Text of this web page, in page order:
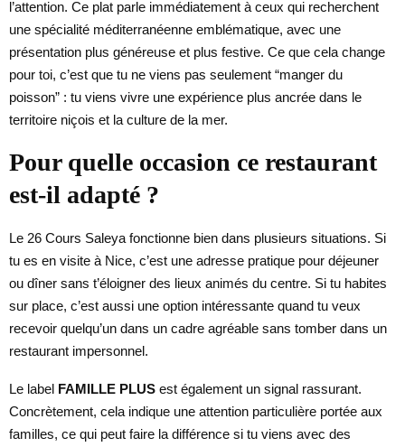
l’attention. Ce plat parle immédiatement à ceux qui recherchent
une spécialité méditerranéenne emblématique, avec une
présentation plus généreuse et plus festive. Ce que cela change
pour toi, c’est que tu ne viens pas seulement “manger du
poisson” : tu viens vivre une expérience plus ancrée dans le
territoire niçois et la culture de la mer.
Pour quelle occasion ce restaurant
est-il adapté ?
Le 26 Cours Saleya fonctionne bien dans plusieurs situations. Si
tu es en visite à Nice, c’est une adresse pratique pour déjeuner
ou dîner sans t’éloigner des lieux animés du centre. Si tu habites
sur place, c’est aussi une option intéressante quand tu veux
recevoir quelqu’un dans un cadre agréable sans tomber dans un
restaurant impersonnel.
Le label FAMILLE PLUS est également un signal rassurant.
Concrètement, cela indique une attention particulière portée aux
familles, ce qui peut faire la différence si tu viens avec des